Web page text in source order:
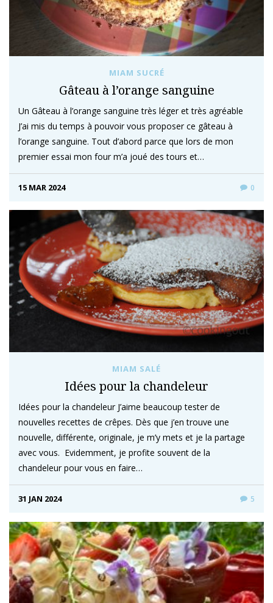
MIAM SUCRÉ
Gâteau à l’orange sanguine
Un Gâteau à l’orange sanguine très léger et très agréable
J’ai mis du temps à pouvoir vous proposer ce gâteau à
l’orange sanguine. Tout d’abord parce que lors de mon
premier essai mon four m’a joué des tours et…
15 MAR 2024 0
MIAM SALÉ
Idées pour la chandeleur
Idées pour la chandeleur J’aime beaucoup tester de
nouvelles recettes de crêpes. Dès que j’en trouve une
nouvelle, différente, originale, je m’y mets et je la partage
avec vous. Evidemment, je profite souvent de la
chandeleur pour vous en faire…
31 JAN 2024 5